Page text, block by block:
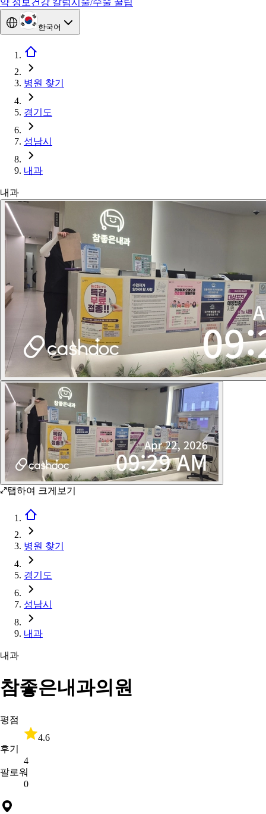
약 정보 건강 칼럼시술/수술 꿀팁
한국어
병원 찾기
경기도
성남시
내과
내과
탭하여 크게보기
병원 찾기
경기도
성남시
내과
내과
참좋은내과의원
평점
4.6
후기
4
팔로워
0